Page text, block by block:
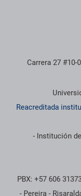
Carrera 27 #10-
Información
Reacreditada
- Institución
PBX: +57 606
- Pereira -